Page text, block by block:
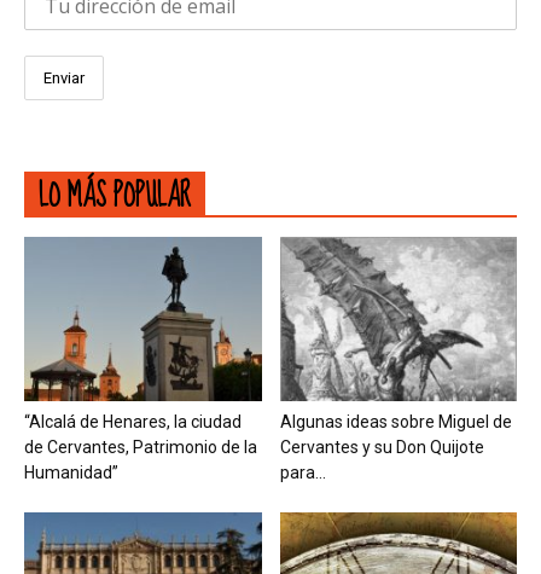
LO MÁS POPULAR
“Alcalá de Henares, la ciudad
de Cervantes, Patrimonio de la
Humanidad”
Algunas ideas sobre Miguel de
Cervantes y su Don Quijote
para...